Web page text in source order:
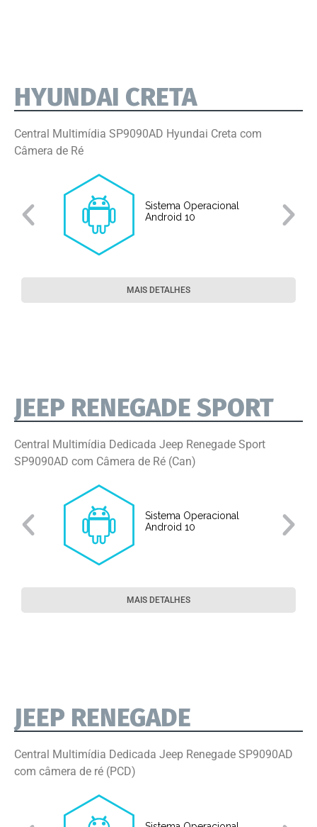
HYUNDAI CRETA
Central Multimídia SP9090AD Hyundai Creta com
Câmera de Ré
Sistema Operacional
Android 10
MAIS DETALHES
JEEP RENEGADE SPORT
Central Multimídia Dedicada Jeep Renegade Sport
SP9090AD com Câmera de Ré (Can)
Sistema Operacional
Android 10
MAIS DETALHES
JEEP RENEGADE
Central Multimídia Dedicada Jeep Renegade SP9090AD
com câmera de ré (PCD)